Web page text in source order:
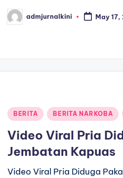
Posted
by
admjurnalkini May 17,
Posted
BERITA BERITA NARKOBA
Video Viral Pria
Jembatan Kapuas
Video Viral Pria Diduga